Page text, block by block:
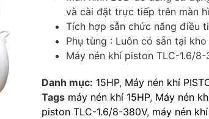
và cài đặt trực tiếp trên màn
Tích hợp sẵn chức năng điều
Phụ tùng : Luôn có sẵn tại kho
Máy nén khí piston TLC-1.6/8-
Danh mục: 15HP, Máy nén khí
Tags máy nén khí 15HP, Máy nén
piston TLC-1.6/8-380V, máy nén